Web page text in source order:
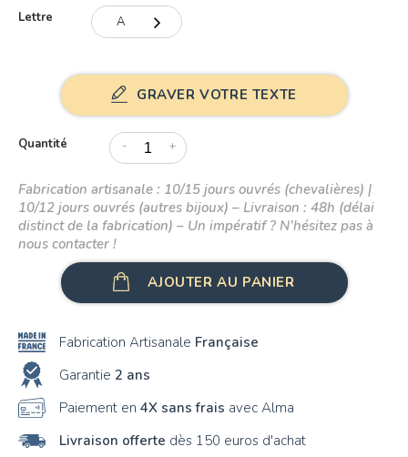
Lettre A
B
C
D
E
G
I
J
GRAVER VOTRE TEXTE
Quantité - +
Fabrication artisanale : 10/15 jours ouvrés (chevalières) |
10/12 jours ouvrés (autres bijoux) – Livraison : 48h (délai
distinct de la fabrication) – Un impératif ? N’hésitez pas à
nous contacter !
AJOUTER AU PANIER
Fabrication Artisanale Française
Garantie 2 ans
Paiement en 4X sans frais avec Alma
Livraison offerte dès 150 euros d'achat